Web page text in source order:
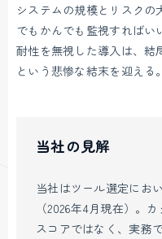
システムの規模とリスク
でもかんでも監視すればい
耐性を無視した導入は、結
という悲惨な結末を迎える。
当社の見解
当社はツール選定にお
（2026年4月現在）。
スコアではなく、実務